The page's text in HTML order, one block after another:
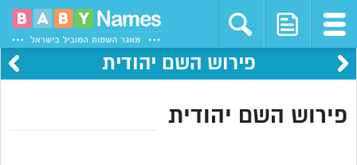
פירוש השם יהודית
פירוש השם יהודית